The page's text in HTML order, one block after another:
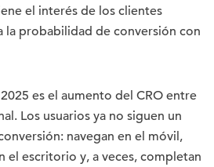
el interés de los clientes
la probabilidad de conversión con
es el aumento del CRO entre
Los usuarios ya no siguen un
navegan en el móvil,
el escritorio y, a veces, completan